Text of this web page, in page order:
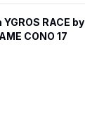
RACE by
CONO 17